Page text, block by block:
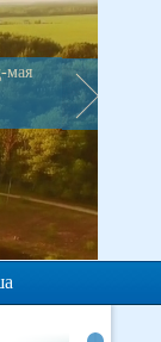
мая